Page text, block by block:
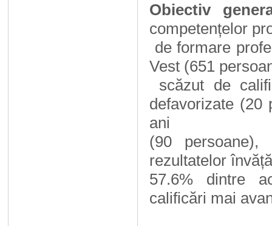
Obiectiv
competențelor
de formare
Vest (651
scăzut de
defavorizate (20
ani
(90 persoane),
rezultatelor
57.6% dintre
calificări mai